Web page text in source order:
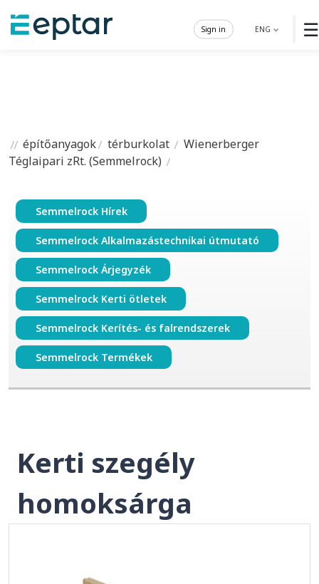
☰
ENG
Sign in
építőanyagok térburkolat
Wienerberger
Téglaipari zRt. (Semmelrock)
Semmelrock Hírek
Semmelrock Alkalmazástechnikai útmutató
Semmelrock Árjegyzék
Semmelrock Kerti ötletek
Semmelrock Kerítés- és falrendszerek
Semmelrock Termékek
Kerti szegély
homoksárga